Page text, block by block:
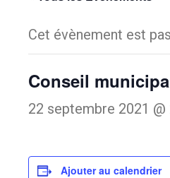
Cet évènement est
Conseil
22 septembre 2021 @
Ajouter au calendrier